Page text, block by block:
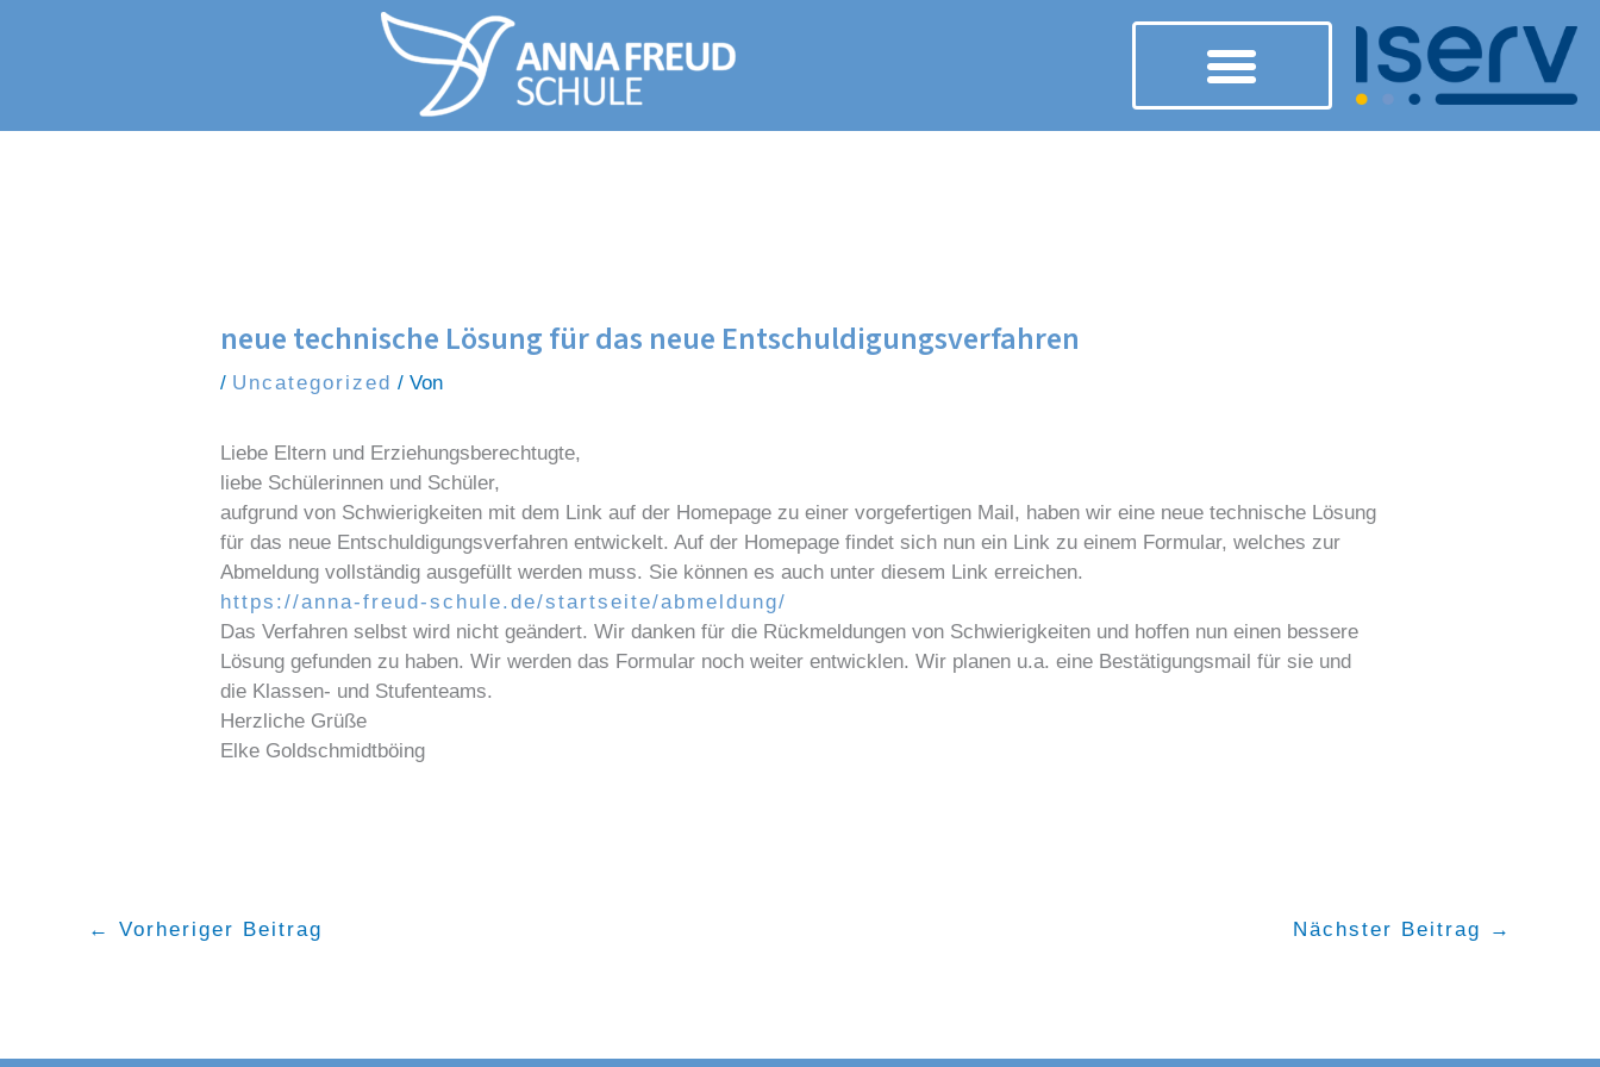
neue technische Lösung für das neue Entschuldigungsverfahren
/ Uncategorized / Von
Liebe Eltern und Erziehungsberechtugte,
liebe Schülerinnen und Schüler,
aufgrund von Schwierigkeiten mit dem Link auf der Homepage zu einer vorgefertigen Mail, haben wir eine neue technische Lösung
für das neue Entschuldigungsverfahren entwickelt. Auf der Homepage findet sich nun ein Link zu einem Formular, welches zur
Abmeldung vollständig ausgefüllt werden muss. Sie können es auch unter diesem Link erreichen.
https://anna-freud-schule.de/startseite/abmeldung/
Das Verfahren selbst wird nicht geändert. Wir danken für die Rückmeldungen von Schwierigkeiten und hoffen nun einen bessere
Lösung gefunden zu haben. Wir werden das Formular noch weiter entwicklen. Wir planen u.a. eine Bestätigungsmail für sie und
die Klassen- und Stufenteams.
Herzliche Grüße
Elke Goldschmidtböing
← Vorheriger Beitrag Nächster Beitrag →